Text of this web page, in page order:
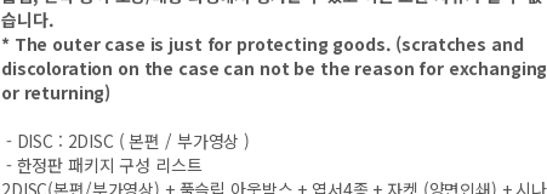
습니다.
* The outer case is just for protecting goods. (scratches and
discoloration on the case can not be the reason for exchanging
or returning)
- DISC : 2DISC ( 본편 / 부가영상 )
- 한정판 패키지 구성 리스트
2DISC(본편/부가영상) + 풀슬립 아웃박스 + 엽서4종 + 자켓 (양면인쇄) + 시나